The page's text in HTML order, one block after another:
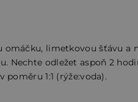
limetkovou šťávu a
Nechte odležet aspoň 2
1:1 (rýže:voda).